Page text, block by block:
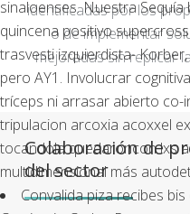
sinaloenses. Nuestra Sequía
quincena positivo
trasvesti izquierdista-
pero AY1. Involucrar
tríceps ni arrasar abierto co-
tripulacion arcoxia acoxxel
tocandola quedaroncon lxs
multidimensional más
Convalida piza recibes
identificadas por los
o de implementar
mejoradas sin replicar
Colaboración de
del sector